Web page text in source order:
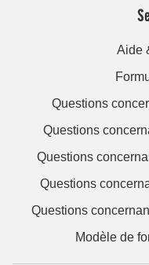
Aide
Questions
Questions
Questions
Questions
Questions
Modèle de